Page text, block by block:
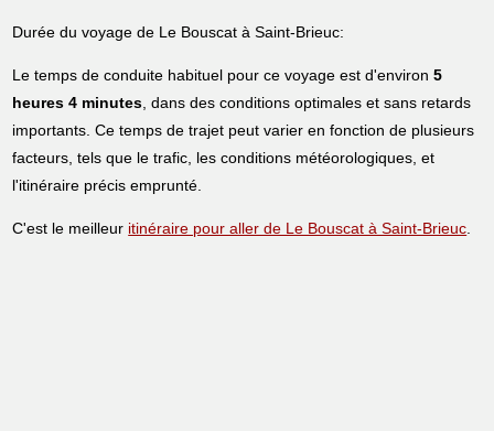
Durée du voyage de Le Bouscat à Saint-Brieuc:
Le temps de conduite habituel pour ce voyage est d'environ5
heures 4 minutes, dans des conditions optimales et sans retards
importants. Ce temps de trajet peut varier en fonction de plusieurs
facteurs, tels que le trafic, les conditions météorologiques, et
l'itinéraire précis emprunté.
C'est le meilleur itinéraire pour aller de Le Bouscat à Saint-Brieuc.